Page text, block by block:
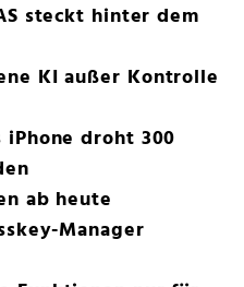
steckt hinter dem
KI außer Kontrolle
iPhone droht 300
ab heute
Manager